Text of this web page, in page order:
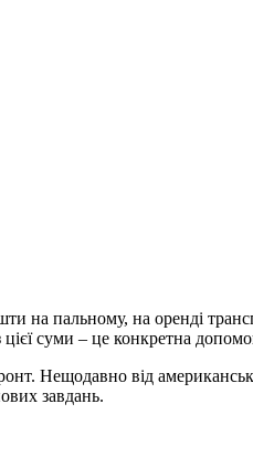
пальному, на оренді
суми – це конкретна
Нещодавно від
завдань.